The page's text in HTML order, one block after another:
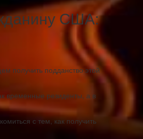
США:
получить подданство этой
временные резиденты, а в
с тем, как получить